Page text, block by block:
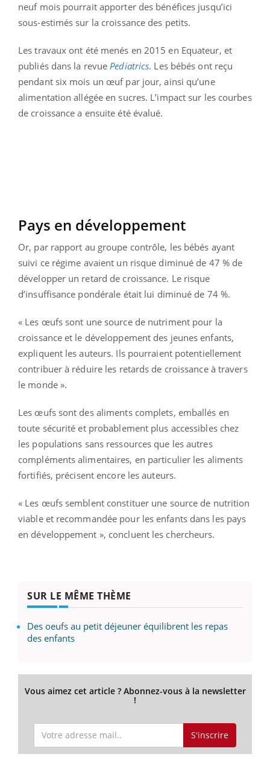
neuf mois pourrait apporter des bénéfices jusqu’ici
sous-estimés sur la croissance des petits.
Les travaux ont été menés en 2015 en Equateur, et
publiés dans la revuePediatrics. Les bébés ont reçu
pendant six mois un œuf par jour, ainsi qu’une
alimentation allégée en sucres. L’impact sur les courbes
de croissance a ensuite été évalué.
Pays en développement
Or, par rapport au groupe contrôle, les bébés ayant
suivi ce régime avaient un risque diminué de 47 % de
développer un retard de croissance. Le risque
d’insuffisance pondérale était lui diminué de 74 %.
« Les œufs sont une source de nutriment pour la
croissance et le développement des jeunes enfants,
expliquent les auteurs. Ils pourraient potentiellement
contribuer à réduire les retards de croissance à travers
le monde ».
Les œufs sont des aliments complets, emballés en
toute sécurité et probablement plus accessibles chez
les populations sans ressources que les autres
compléments alimentaires, en particulier les aliments
fortifiés, précisent encore les auteurs.
« Les œufs semblent constituer une source de nutrition
viable et recommandée pour les enfants dans les pays
en développement », concluent les chercheurs.
SUR LE MÊME THÈME
Des oeufs au petit déjeuner équilibrent les repas
des enfants
Vous aimez cet article ? Abonnez-vous à la newsletter
!
S'inscrire